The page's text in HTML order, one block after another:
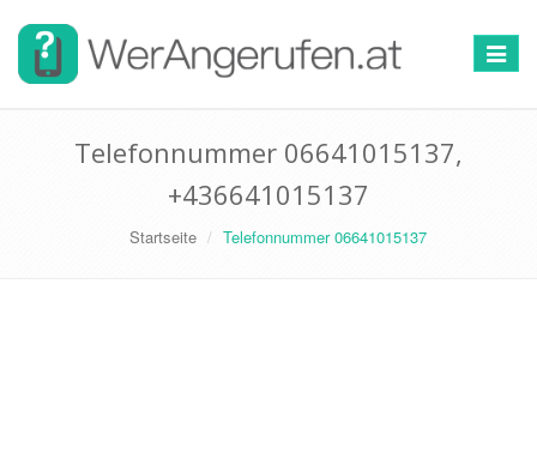
Toggle
Telefonnummer 06641015137,
+436641015137
Startseite Telefonnummer 06641015137